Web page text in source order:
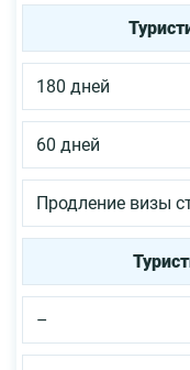
180 дней
60 дней
Продление визы
–